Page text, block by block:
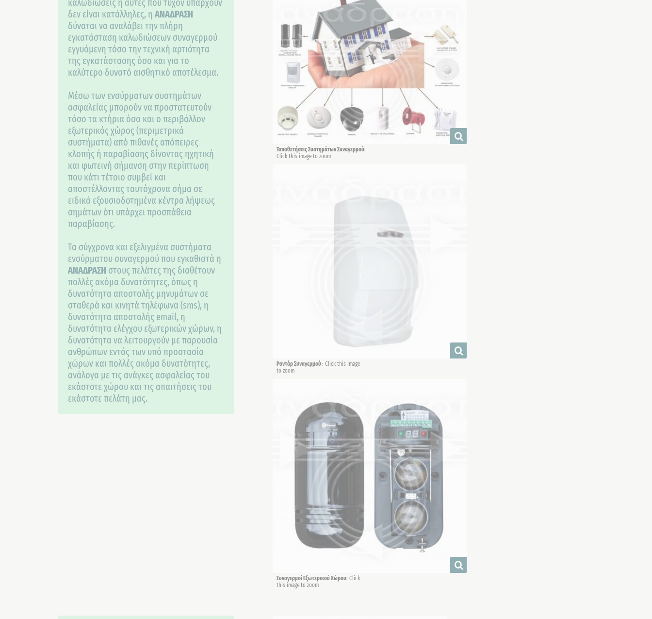
καλωδιώσεις ή αυτές που τυχόν υπάρχουν
δεν είναι κατάλληλες, η ΑΝΑΔΡΑΣΗ
δύναται να αναλάβει την πλήρη
εγκατάσταση καλωδιώσεων συναγερμού
εγγυόμενη τόσο την τεχνική αρτιότητα
της εγκατάστασης όσο και για το
καλύτερο δυνατό αισθητικό αποτέλεσμα.
Μέσω των ενσύρματων συστημάτων
ασφαλείας μπορούν να προστατευτούν
τόσο τα κτήρια όσο και ο περιβάλλον
εξωτερικός χώρος (περιμετρικά
συστήματα) από πιθανές απόπειρες
κλοπής ή παραβίασης δίνοντας ηχητική
και φωτεινή σήμανση στην περίπτωση
που κάτι τέτοιο συμβεί και
αποστέλλοντας ταυτόχρονα σήμα σε
ειδικά εξουσιοδοτημένα κέντρα λήψεως
σημάτων ότι υπάρχει προσπάθεια
παραβίασης.
Τα σύγχρονα και εξελιγμένα συστήματα
ενσύρματου συναγερμού που εγκαθιστά η
ΑΝΑΔΡΑΣΗ στους πελάτες της διαθέτουν
πολλές ακόμα δυνατότητες, όπως η
δυνατότητα αποστολής μηνυμάτων σε
σταθερά και κινητά τηλέφωνα (sms), η
δυνατότητα αποστολής email, η
δυνατότητα ελέγχου εξωτερικών χώρων, η
δυνατότητα να λειτουργούν με παρουσία
ανθρώπων εντός των υπό προστασία
χώρων και πολλές ακόμα δυνατότητες,
ανάλογα με τις ανάγκες ασφαλείας του
εκάστοτε χώρου και τις απαιτήσεις του
εκάστοτε πελάτη μας.
Τοποθετήσεις Συστημάτων Συναγερμού:
Click this image to zoom
Ραντάρ Συναγερμού: Click this image
to zoom
Συναγερμοί Εξωτερικού Χώρου: Click
this image to zoom